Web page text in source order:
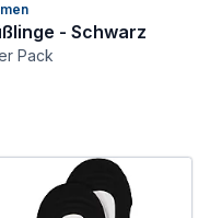
- Schwarz
Pack